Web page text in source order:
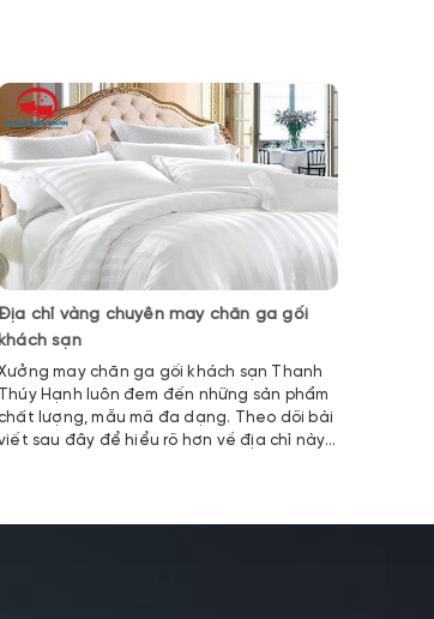
Địa chỉ vàng chuyên may chăn ga gối
khách sạn
may chăn ga gối khách sạn Thanh
Thúy Hạnh luôn đem đến những sản phẩm
chất lượng, mẫu mã đa dạng. Theo dõi bài
sau đây để hiểu rõ hơn về địa chỉ này